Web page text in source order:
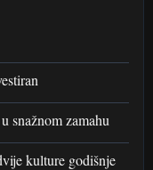
snažnom zamahu
kulture godišnje